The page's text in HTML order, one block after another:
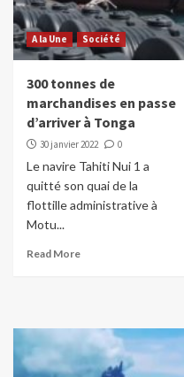
A la Une Société
300 tonnes de
marchandises en passe
d’arriver à Tonga
30 janvier 2022 0
Le navire Tahiti Nui 1 a
quitté son quai de la
flottille administrative à
Motu...
Read More